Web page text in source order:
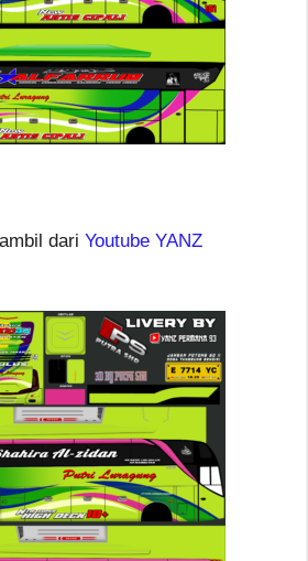
dari Youtube YANZ